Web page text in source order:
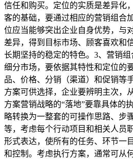
信任和购买。定位的实质是差异化
客的基础，要通过相应的营销组合
位应当能够突出企业自身优势，与
差异，得到目标市场、顾客喜欢和
长期坚持的稳定的特色。3、营销
细分市场，要依据其特性和定位的
品、价格、分销（渠道）和促销等
方案可供选择，企业要辨明主次，
方案营销战略的“落地”要靠具体的
略转换为一整套的可操作思路、步
等，考虑每个行动项目和相关人员
形式表达，使所有的任务、环节一
和控制。考虑执行方案，通常可从